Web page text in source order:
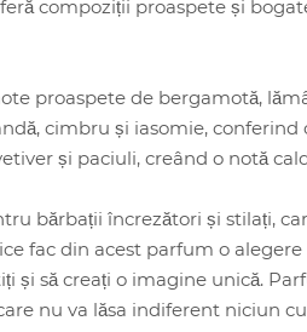
compoziții proaspete și
proaspete de bergamotă,
cimbru și iasomie, conferind
și paciuli, creând o notă
bărbații încrezători și stilați,
fac din acest parfum o
și să creați o imagine unică.
nu va lăsa indiferent niciun